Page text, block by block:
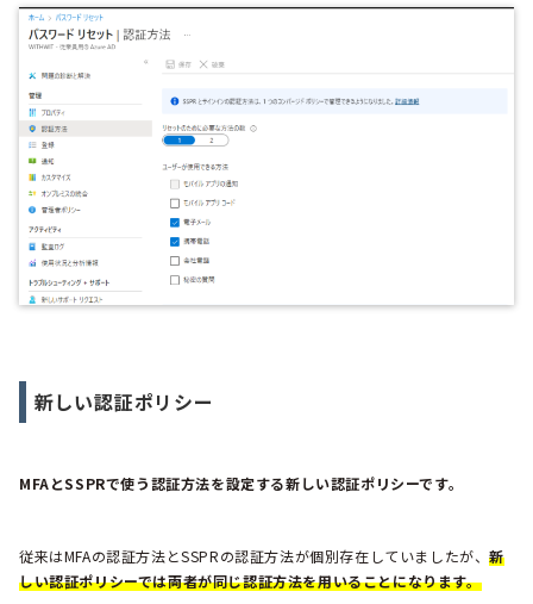
新しい認証ポリシー
MFAとSSPRで使う認証方法を設定する新しい認証ポリシーです。
従来はMFAの認証方法とSSPRの認証方法が個別存在していましたが、新
しい認証ポリシーでは両者が同じ認証方法を用いることになります。